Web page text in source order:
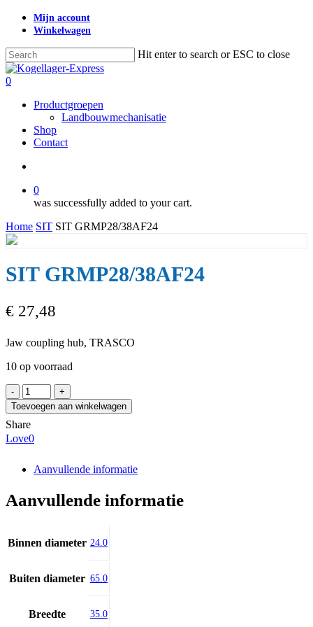
Skip
content
Mijn account
Winkelwagen
Hit enter to search or ESC to close
Close
Search
search
0
Productgroepen
Landbouwmechanisatie
Shop
Contact
0
was successfully added to your cart.
Home SIT SIT GRMP28/38AF24
SIT GRMP28/38AF24
€ 27,48
Jaw coupling hub, TRASCO
10 op voorraad
SIT
GRMP28/38AF24
aantal
Toevoegen aan winkelwagen
Share
Love0
Aanvullende informatie
Aanvullende informatie
Binnen diameter 24.0
Buiten diameter 65.0
Breedte 35.0